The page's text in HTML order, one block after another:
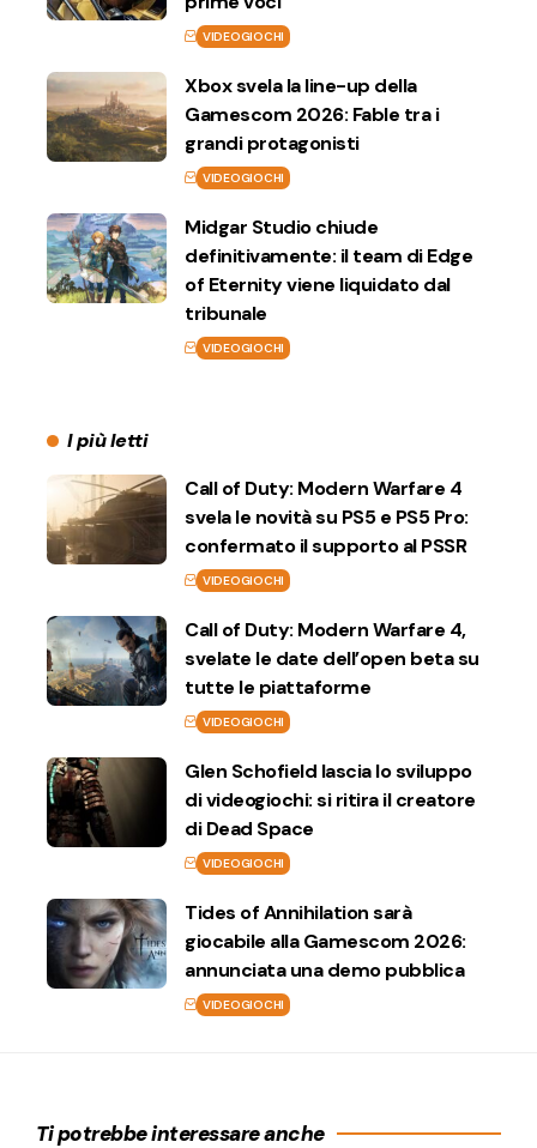
VIDEOGIOCHI
Xbox svela la line-up della
Gamescom 2026: Fable tra i
grandi protagonisti
VIDEOGIOCHI
Midgar Studio chiude
definitivamente: il team di Edge
of Eternity viene liquidato dal
tribunale
VIDEOGIOCHI
I più letti
Call of Duty: Modern Warfare 4
svela le novità su PS5 e PS5 Pro:
confermato il supporto al PSSR
VIDEOGIOCHI
Call of Duty: Modern Warfare 4,
svelate le date dell’open beta su
tutte le piattaforme
VIDEOGIOCHI
Glen Schofield lascia lo sviluppo
di videogiochi: si ritira il creatore
di Dead Space
VIDEOGIOCHI
Tides of Annihilation sarà
giocabile alla Gamescom 2026:
annunciata una demo pubblica
VIDEOGIOCHI
Ti potrebbe interessare anche